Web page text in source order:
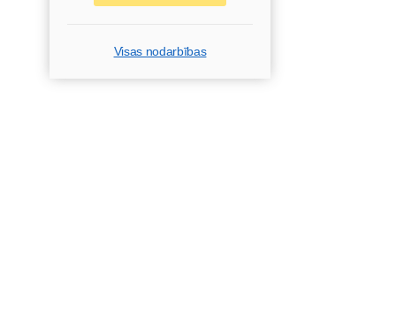
Visas nodarbības